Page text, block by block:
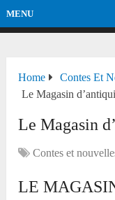
MENU
Home
Contes Et
Le Magasin
Le Magasin
Contes et
LE